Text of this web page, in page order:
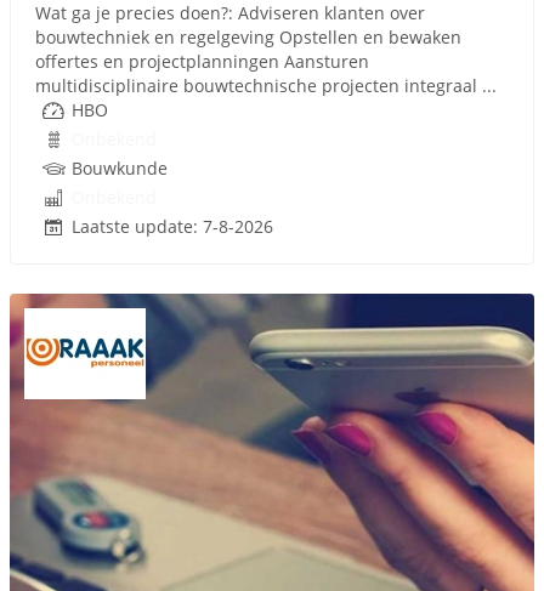
Wat ga je precies doen?: Adviseren klanten over
bouwtechniek en regelgeving Opstellen en bewaken
offertes en projectplanningen Aansturen
multidisciplinaire bouwtechnische projecten integraal ...
HBO
Bouwkunde
Laatste update: 7-8-2026